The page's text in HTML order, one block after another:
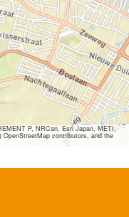
P, NRCan, Esri Japan, METI,
contributors, and the